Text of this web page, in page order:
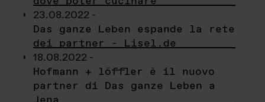
23.08.2022 -
Das ganze Leben espande la rete
dei partner - Lisel.de
18.08.2022 -
Hofmann + löffler è il nuovo
partner di Das ganze Leben a